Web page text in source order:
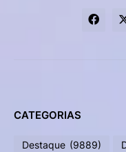
CATEGORIAS
Destaque (9889)